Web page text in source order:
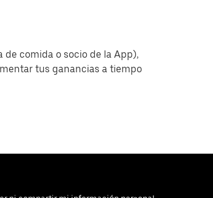
comida o socio de la App),
tus ganancias a tiempo